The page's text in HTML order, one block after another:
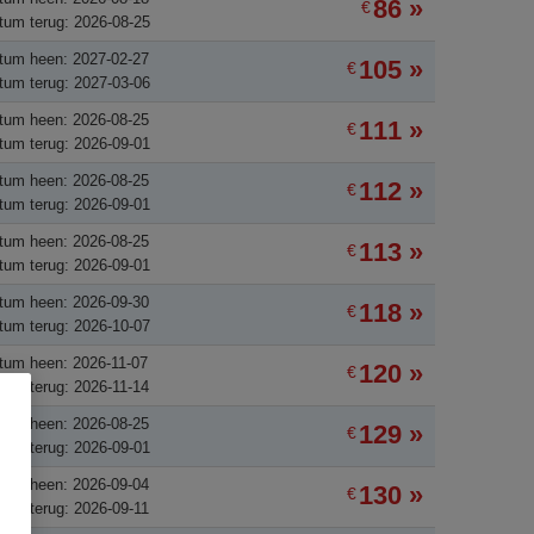
terug: 2026-08-25
€86 »
heen: 2027-02-27
terug: 2027-03-06
€105 »
heen: 2026-08-25
terug: 2026-09-01
€111 »
heen: 2026-08-25
terug: 2026-09-01
€112 »
heen: 2026-08-25
terug: 2026-09-01
€113 »
heen: 2026-09-30
terug: 2026-10-07
€118 »
heen: 2026-11-07
terug: 2026-11-14
€120 »
heen: 2026-08-25
terug: 2026-09-01
€129 »
heen: 2026-09-04
terug: 2026-09-11
€130 »